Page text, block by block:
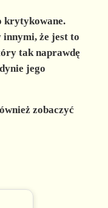
krytykowane.
że jest to
tak naprawdę
jego
zobaczyć